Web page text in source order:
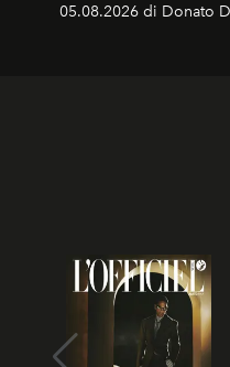
05.08.2026 di Donato